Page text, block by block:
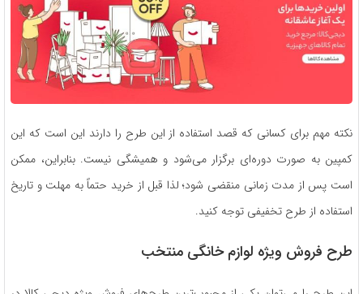
نکته مهم برای کسانی که قصد استفاده از این طرح را دارند این است که این
کمپین به صورت دوره‌ای برگزار می‌شود و همیشگی نیست. بنابراین، ممکن
است پس از مدت زمانی منقضی شود؛ لذا قبل از خرید حتماً به مهلت و تاریخ
استفاده از طرح تخفیفی توجه کنید.
طرح فروش ویژه لوازم خانگی منتخب